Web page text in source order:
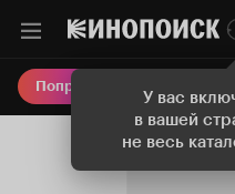
У вас
в вашей
не весь
Попробовать Плюс